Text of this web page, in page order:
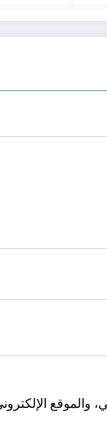
والموقع